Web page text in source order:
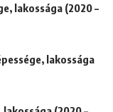
lakossága (2020 –
lakossága